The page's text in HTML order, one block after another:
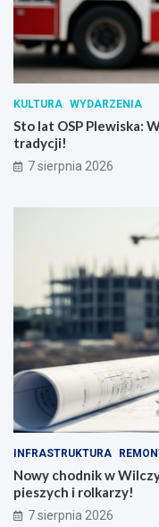
KULTURA WYDARZENIA
Sto lat OSP Plewiska:
tradycji!
7 sierpnia 2026
INFRASTRUKTURA
Nowy chodnik w
pieszych i rolkarzy!
7 sierpnia 2026